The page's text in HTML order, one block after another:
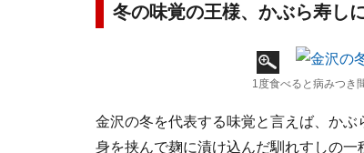
冬の味覚の王様、かぶら寿し
1度食べると病みつき
金沢の冬を代表する味覚と言えば、か
身を挟んで麹に漬け込んだ馴れすしの